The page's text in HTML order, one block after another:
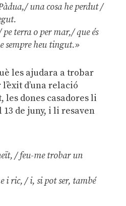
una cosa he perdut /
terra o per mar,/ que és
sempre heu tingut.»
les ajudara a trobar
d’una relació
les dones casadores li
de juny, i li resaven
/ feu-me trobar un
i ric, / i, si pot ser, també